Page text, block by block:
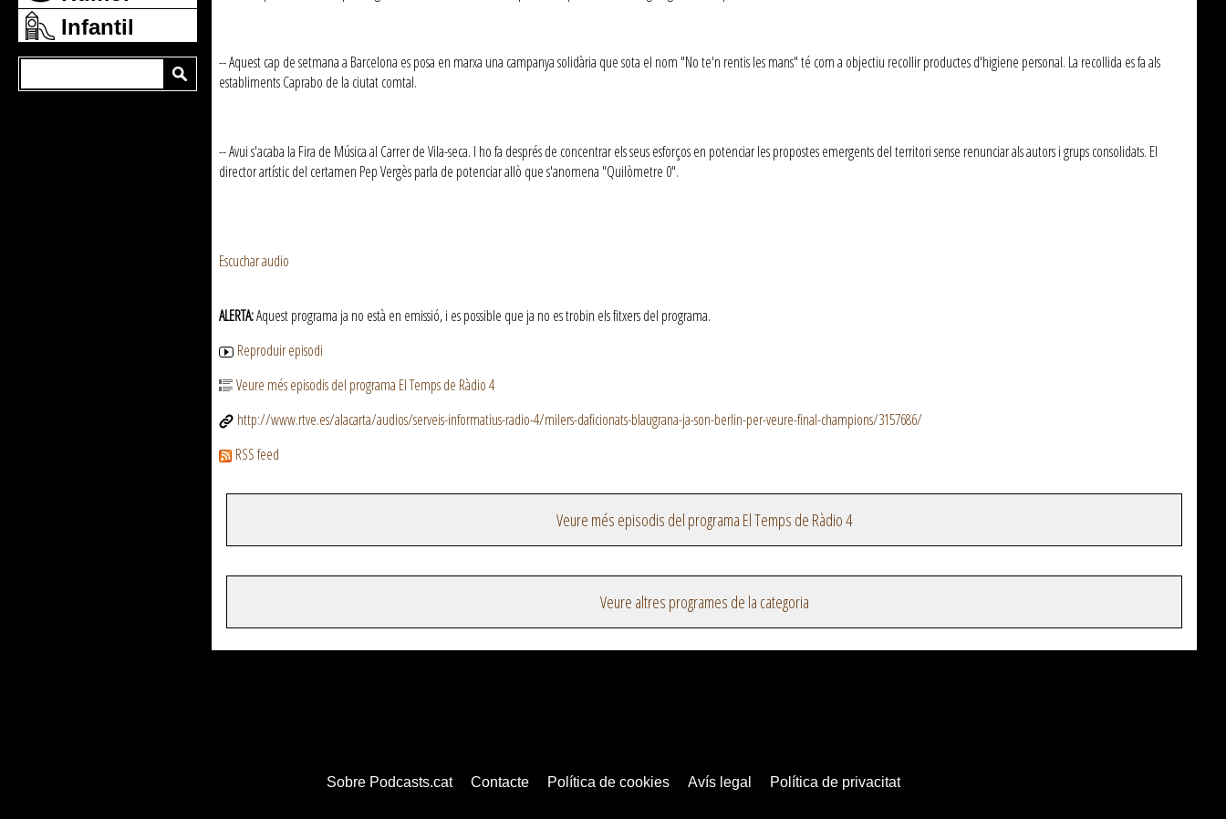
Infantil
-- Aquest cap de setmana a Barcelona es posa en marxa una campanya solidària que sota el nom "No te'n rentis les mans" té com a objectiu recollir productes d'higiene personal. La recollida es fa als
establiments Caprabo de la ciutat comtal.
-- Avui s'acaba la Fira de Música al Carrer de Vila-seca. I ho fa després de concentrar els seus esforços en potenciar les propostes emergents del territori sense renunciar als autors i grups consolidats. El
director artístic del certamen Pep Vergès parla de potenciar allò que s'anomena "Quilòmetre 0".
Escuchar audio
ALERTA:Aquest programa ja no està en emissió, i es possible que ja no es trobin els fitxers del programa.
Reproduir episodi
Veure més episodis del programa El Temps de Ràdio 4
http://www.rtve.es/alacarta/audios/serveis-informatius-radio-4/milers-daficionats-blaugrana-ja-son-berlin-per-veure-final-champions/3157686/
RSS feed
Veure més episodis del programa El Temps de Ràdio 4
Veure altres programes de la categoria
Sobre Podcasts.cat Contacte Política de cookies Avís legal Política de privacitat